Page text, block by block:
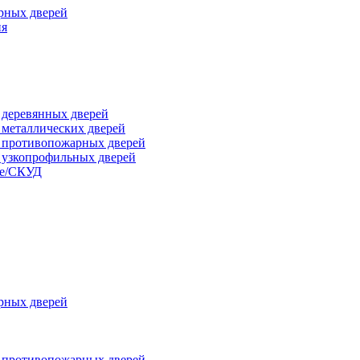
дверей
дверей
дверей
дверей
дверей
СКУД
дверей